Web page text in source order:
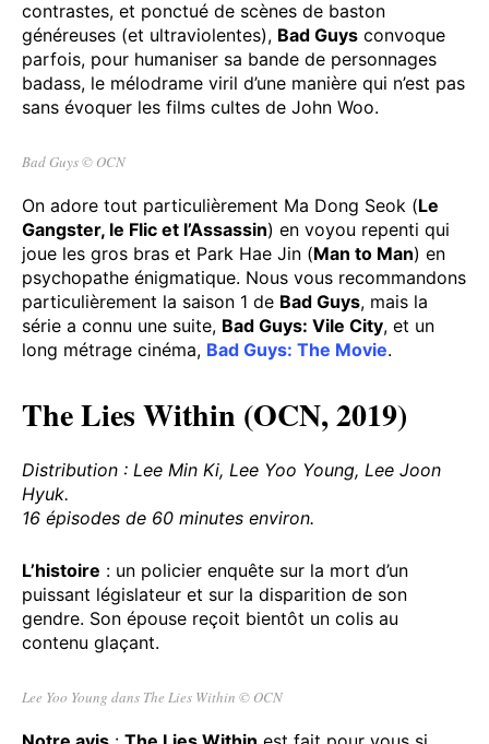
contrastes, et ponctué de scènes de baston
généreuses (et ultraviolentes), Bad Guys convoque
parfois, pour humaniser sa bande de personnages
badass, le mélodrame viril d’une manière qui n’est pas
sans évoquer les films cultes de John Woo.
Bad Guys © OCN
On adore tout particulièrement Ma Dong Seok (Le
Gangster, le Flic et l’Assassin) en voyou repenti qui
joue les gros bras et Park Hae Jin (Man to Man) en
psychopathe énigmatique. Nous vous recommandons
particulièrement la saison 1 de Bad Guys, mais la
série a connu une suite, Bad Guys: Vile City, et un
long métrage cinéma, Bad Guys: The Movie.
The Lies Within (OCN, 2019)
Distribution : Lee Min Ki, Lee Yoo Young, Lee Joon
Hyuk.
16 épisodes de 60 minutes environ.
L’histoire : un policier enquête sur la mort d’un
puissant législateur et sur la disparition de son
gendre. Son épouse reçoit bientôt un colis au
contenu glaçant.
Lee Yoo Young dans The Lies Within © OCN